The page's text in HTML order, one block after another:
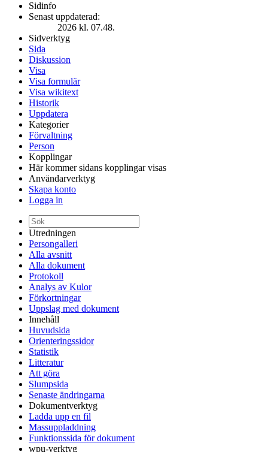
Sidinfo
Senast uppdaterad:
2026 kl. 07.48.
Sidverktyg
Sida
Diskussion
Visa
Visa formulär
Visa wikitext
Historik
Uppdatera
Kategorier
Förvaltning
Person
Kopplingar
Här kommer sidans kopplingar visas
Användarverktyg
Skapa konto
Logga in
Utredningen
Persongalleri
Alla avsnitt
Alla dokument
Protokoll
Analys av Kulor
Förkortningar
Uppslag med dokument
Innehåll
Huvudsida
Orienteringssidor
Statistik
Litteratur
Att göra
Slumpsida
Senaste ändringarna
Dokumentverktyg
Ladda upp en fil
Massuppladdning
Funktionssida för dokument
wpu-verktyg